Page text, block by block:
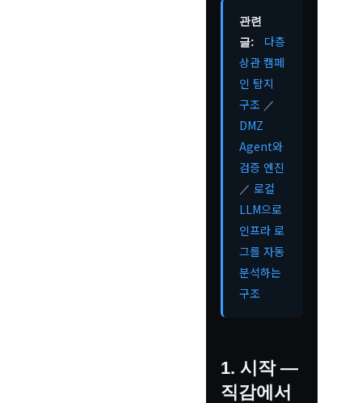
관련
글:
다층
상관 캠페
인 탐지
구조 ／
DMZ
Agent와
검증 엔진
／로컬
LLM으로
인프라 로
그를 자동
분석하는
구조
1. 시작 —
직감에서